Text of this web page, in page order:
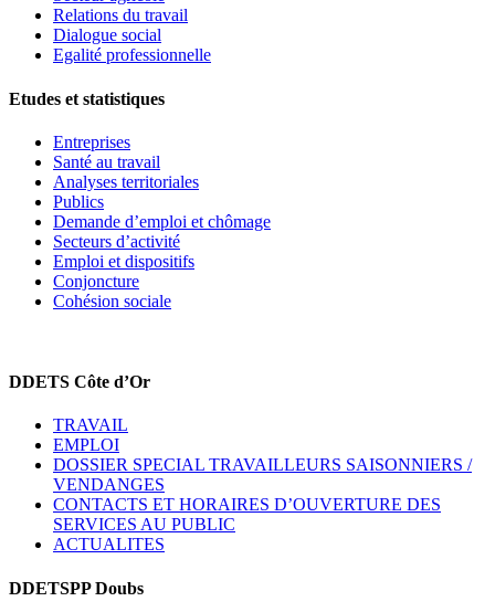
Relations du travail
Dialogue social
Egalité professionnelle
Etudes et statistiques
Entreprises
Santé au travail
Analyses territoriales
Publics
Demande d’emploi et chômage
Secteurs d’activité
Emploi et dispositifs
Conjoncture
Cohésion sociale
DDETS Côte d’Or
TRAVAIL
EMPLOI
DOSSIER SPECIAL TRAVAILLEURS SAISONNIERS /
VENDANGES
CONTACTS ET HORAIRES D’OUVERTURE DES
SERVICES AU PUBLIC
ACTUALITES
DDETSPP Doubs